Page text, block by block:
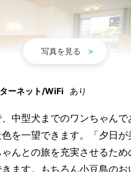
ーネット/WiFi あり
中型犬までのワンちゃん
を一望できます。「夕日
んとの旅を充実させるた
ます。もちろん小豆島のお